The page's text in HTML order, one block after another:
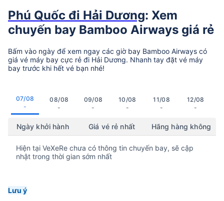
Phú Quốc đi Hải Dương: Xem
chuyến bay Bamboo Airways giá rẻ
Bấm vào ngày để xem ngay các giờ bay Bamboo Airways có
giá vé máy bay cực rẻ đi Hải Dương. Nhanh tay đặt vé máy
bay trước khi hết vé bạn nhé!
07/08
-
08/08
-
09/08
-
10/08
-
11/08
-
12/08
-
Ngày khởi hành Giá vé rẻ nhất Hãng hàng không
Hiện tại VeXeRe chưa có thông tin chuyến bay, sẽ cập
nhật trong thời gian sớm nhất
Lưu ý